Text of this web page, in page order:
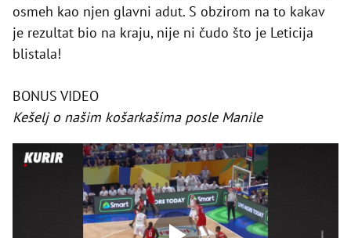
osmeh kao njen glavni adut. S obzirom na to kakav
je rezultat bio na kraju, nije ni čudo što je Leticija
blistala!
BONUS VIDEO
Kešelj o našim košarkašima posle Manile